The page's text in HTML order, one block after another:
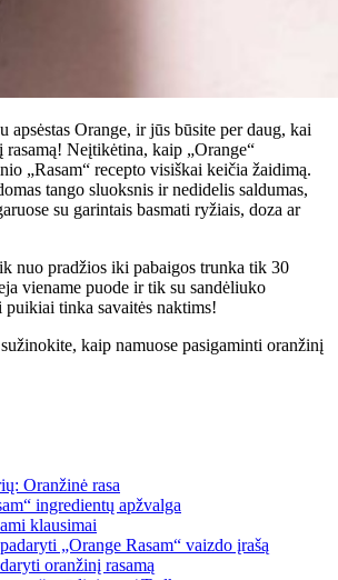
apsėstas Orange, ir jūs būsite per daug, kai
rasamą! Neįtikėtina, kaip „Orange“
„Rasam“ recepto visiškai keičia žaidimą.
tango sluoksnis ir nedidelis saldumas,
su garintais basmati ryžiais, doza ar
nuo pradžios iki pabaigos trunka tik 30
viename puode ir tik su sandėliuko
tinka savaitės naktims!
kaip namuose pasigaminti oranžinį
Oranžinė rasa
ingredientų apžvalga
klausimai
„Orange Rasam“ vaizdo įrašą
oranžinį rasamą